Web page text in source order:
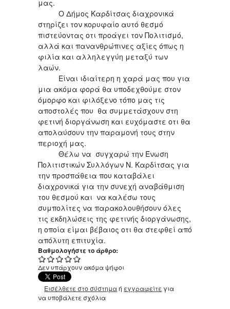
μας.
Ο Δήμος Καρδίτσας διαχρονικά
στηρίζει τον κορυφαίο αυτό θεσμό
πιστεύοντας οτι προάγει τον Πολιτισμό,
αλλά και πανανθρώπινες αξίες όπως η
φιλία και αλληλεγγύη μεταξύ των
λαών.
Είναι ιδιαίτερη η χαρά μας που για
μια ακόμα φορά θα υποδεχθούμε στον
όμορφο και φιλόξενο τόπο μας τις
αποστολές που θα συμμετάσχουν στη
φετινή διοργάνωση και ευχόμαστε οτι θα
απολαύσουν την παραμονή τους στην
περιοχή μας.
Θέλω να συγχαρώ την Ένωση
Πολιτιστικών Συλλόγων Ν. Καρδίτσας για
την προσπάθεια που καταβάλει
διαχρονικά για την συνεχή αναβάθμιση
του θεσμού και να καλέσω τους
συμπολίτες να παρακολουθήσουν όλες
τις εκδηλώσεις της φετινής διοργάνωσης,
η οποία είμαι βέβαιος οτι θα στεφθεί από
απόλυτη επιτυχία.
Βαθμολογήστε το άρθρο:
Δεν υπάρχουν ακόμα ψήφοι
Εισέλθετε στο σύστημαή εγγραφείτε για
να υποβάλετε σχόλια